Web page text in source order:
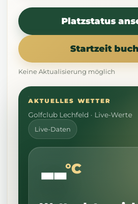
Platzstatus
Startzeit
Keine Aktualisierung möglich
AKTUELLES WETTER
Golfclub Lechfeld · Live-Werte
Live-Daten
--°C